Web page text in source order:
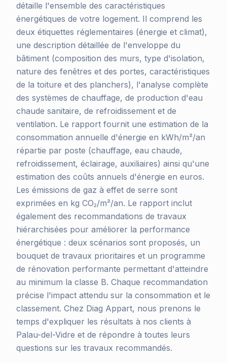
détaille l'ensemble des caractéristiques
énergétiques de votre logement. Il comprend les
deux étiquettes réglementaires (énergie et climat),
une description détaillée de l'enveloppe du
bâtiment (composition des murs, type d'isolation,
nature des fenêtres et des portes, caractéristiques
de la toiture et des planchers), l'analyse complète
des systèmes de chauffage, de production d'eau
chaude sanitaire, de refroidissement et de
ventilation. Le rapport fournit une estimation de la
consommation annuelle d'énergie en kWh/m²/an
répartie par poste (chauffage, eau chaude,
refroidissement, éclairage, auxiliaires) ainsi qu'une
estimation des coûts annuels d'énergie en euros.
Les émissions de gaz à effet de serre sont
exprimées en kg CO₂/m²/an. Le rapport inclut
également des recommandations de travaux
hiérarchisées pour améliorer la performance
énergétique : deux scénarios sont proposés, un
bouquet de travaux prioritaires et un programme
de rénovation performante permettant d'atteindre
au minimum la classe B. Chaque recommandation
précise l'impact attendu sur la consommation et le
classement. Chez Diag Appart, nous prenons le
temps d'expliquer les résultats à nos clients à
Palau-del-Vidre et de répondre à toutes leurs
questions sur les travaux recommandés.